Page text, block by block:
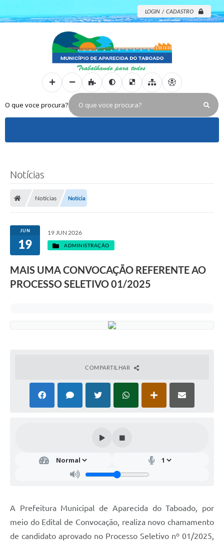
LOGIN / CADASTRO
O que voce procura?
Notícias
Notícias Notícia
JUN
19
19 JUN 2026
ADMINISTRAÇÃO
MAIS UMA CONVOCAÇÃO REFERENTE AO
PROCESSO SELETIVO 01/2025
COMPARTILHAR
A Prefeitura Municipal de Aparecida do Taboado, por
meio do Edital de Convocação, realiza novo chamamento
de candidato aprovado no Processo Seletivo nº 01/2025,